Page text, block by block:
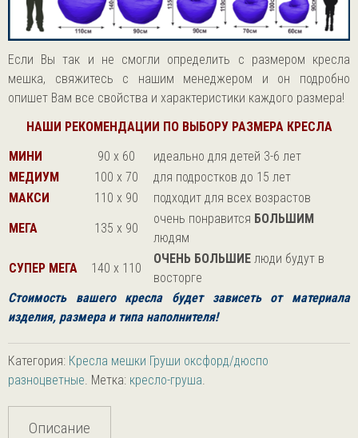
Если Вы так и не смогли определить с размером кресла
мешка, свяжитесь с нашим менеджером и он подробно
опишет Вам все свойства и характеристики каждого размера!
НАШИ РЕКОМЕНДАЦИИ ПО ВЫБОРУ РАЗМЕРА КРЕСЛА
МИНИ
90 х 60
идеально для детей 3-6 лет
МЕДИУМ
100 х 70
для подростков до 15 лет
МАКСИ
110 х 90
подходит для всех возрастов
МЕГА
135 х 90
очень понравится БОЛЬШИМ
людям
СУПЕР МЕГА
140 х 110
ОЧЕНЬ БОЛЬШИЕ люди будут в
восторге
Стоимость вашего кресла будет зависеть от материала
изделия, размера и типа наполнителя!
Категория: Кресла мешки Груши оксфорд/дюспо
разноцветные. Метка: кресло-груша.
Описание